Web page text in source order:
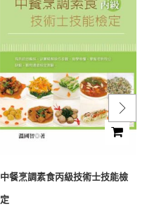
中餐烹調素食丙級技術士技能檢
定